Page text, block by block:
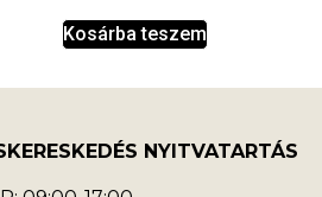
Kosárba teszem
NYITVATARTÁS